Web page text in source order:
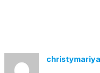
christymariya